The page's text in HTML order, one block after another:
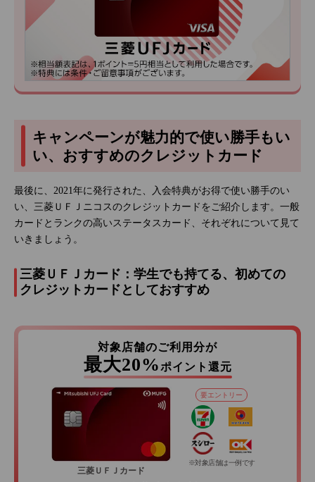
キャンペーンが魅力的で使い勝手もい
い、おすすめのクレジットカード
最後に、2021年に発行された、入会特典がお得で使い勝手のい
い、三菱ＵＦＪニコスのクレジットカードをご紹介します。一般
カードとランクの高いステータスカード、それぞれについて見て
いきましょう。
三菱ＵＦＪカード：学生でも持てる、初めての
クレジットカードとしておすすめ
対象店舗のご利用分が
最大20% ポイント還元
三菱ＵＦＪカード
要エントリー
※対象店舗は一例です